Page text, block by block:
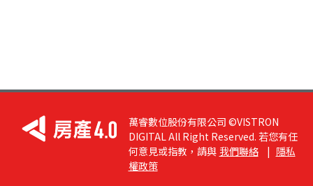
萬睿數位股份有限公司 ©VISTRON
DIGITAL All Right Reserved. 若您有任
何意見或指教，請與 我們聯絡 | 隱私
權政策